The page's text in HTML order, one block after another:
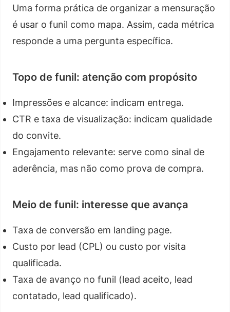
Uma forma prática de organizar a mensuração
é usar o funil como mapa. Assim, cada métrica
responde a uma pergunta específica.
Topo de funil: atenção com propósito
Impressões e alcance: indicam entrega.
CTR e taxa de visualização: indicam qualidade
do convite.
Engajamento relevante: serve como sinal de
aderência, mas não como prova de compra.
Meio de funil: interesse que avança
Taxa de conversão em landing page.
Custo por lead (CPL) ou custo por visita
qualificada.
Taxa de avanço no funil (lead aceito, lead
contatado, lead qualificado).